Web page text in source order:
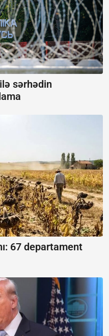
sərhədin
67 departament